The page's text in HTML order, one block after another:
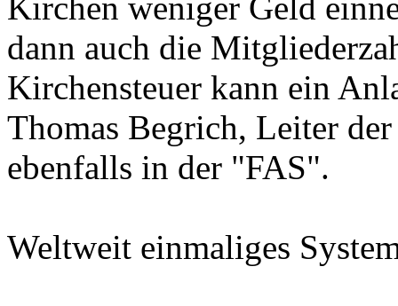
dann auch die
Kirchensteuer kann ein
Thomas Begrich, Leiter
ebenfalls in der "FAS".
Weltweit einmaliges